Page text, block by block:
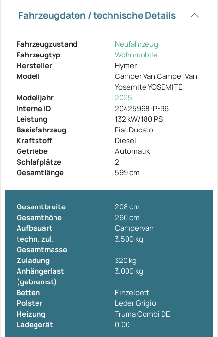
Fahrzeugdaten / technische Details
Fahrzeugzustand
Neufahrzeug
Fahrzeugtyp
Wohnmobile
Hersteller
Hymer
Modell
Camper Van Camper Van
Yosemite YOSEMITE
Modelljahr
2025
Interne ID
20425998-P-R6
Leistung
132 kW/180 PS
Basisfahrzeug
Fiat Ducato
Kraftstoff
Diesel
Getriebe
Automatik
Schlafplätze
2
Gesamtlänge
599 cm
Gesamtbreite
208 cm
Gesamthöhe
260 cm
Aufbauart
Campervan
techn. zul.
Gesamtmasse
3.500 kg
Zuladung
320 kg
Anhängerlast
(gebremst)
3.000 kg
Betten
Einzelbett
Polster
Leder Grigio
Heizung
Truma Combi DE
Ladegerät
0.00